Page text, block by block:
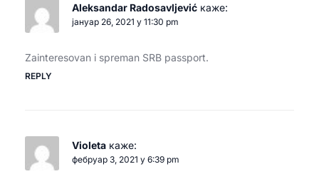
Aleksandar Radosavljević каже:
јануар 26, 2021 у 11:30 pm
Zainteresovan i spreman SRB passport.
REPLY
Violeta каже:
фебруар 3, 2021 у 6:39 pm